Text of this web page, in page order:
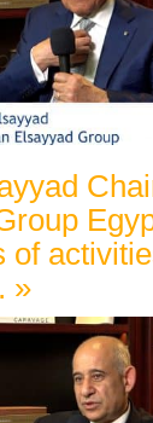
of
»